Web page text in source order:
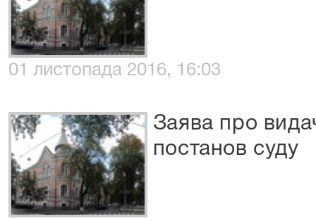
01 листопада 2016, 16:03
Заява про
постанов суду